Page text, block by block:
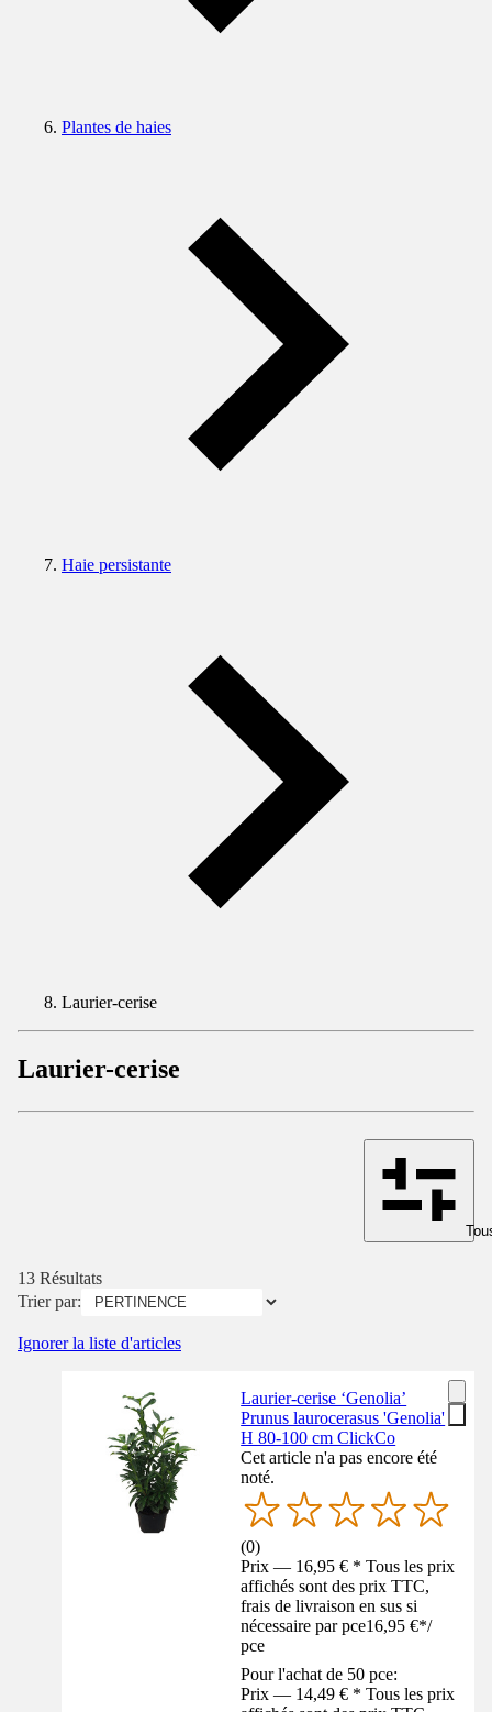
Plantes de haies
Haie persistante
Laurier-cerise
Laurier-cerise
13 Résultats
Trier par:
Ignorer la liste d'articles
Laurier-cerise ‘Genolia’
Prunus laurocerasus 'Genolia'
H 80-100 cm ClickCo
Cet article n'a pas encore été
noté.
(0)
Prix — 16,95 € * Tous les prix
affichés sont des prix TTC,
frais de livraison en sus si
nécessaire par pce16,95 €*/
pce
Pour l'achat de 50 pce:
Prix — 14,49 € * Tous les prix